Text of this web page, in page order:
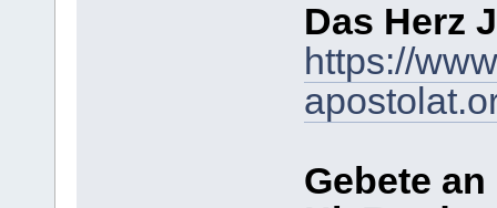
Das Herz
https://
Gebete an